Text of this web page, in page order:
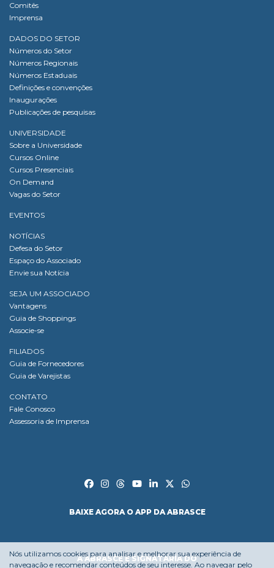
Comitês
Imprensa
DADOS DO SETOR
Números do Setor
Números Regionais
Números Estaduais
Definições e convenções
Inaugurações
Publicações de pesquisas
UNIVERSIDADE
Sobre a Universidade
Cursos Online
Cursos Presenciais
On Demand
Vagas do Setor
EVENTOS
NOTÍCIAS
Defesa do Setor
Espaço do Associado
Envie sua Notícia
SEJA UM ASSOCIADO
Vantagens
Guia de Shoppings
Associe-se
FILIADOS
Guia de Fornecedores
Guia de Varejistas
CONTATO
Fale Conosco
Assessoria de Imprensa
BAIXE AGORA O APP DA ABRASCE
A ABRASCE É SIGNATÁRIA DO
Nós utilizamos cookies para analisar e melhorar sua experiência de
navegação e recomendar conteúdos de seu interesse. Ao navegar pelo